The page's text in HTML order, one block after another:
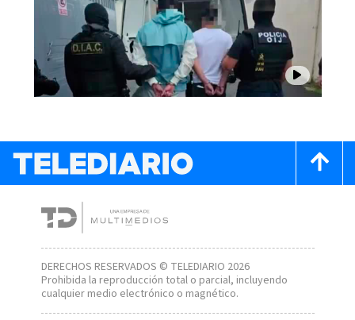
DERECHOS RESERVADOS © TELEDIARIO 2026
Prohibida la reproducción total o parcial, incluyendo
cualquier medio electrónico o magnético.